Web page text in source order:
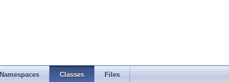
Namespaces Classes Files